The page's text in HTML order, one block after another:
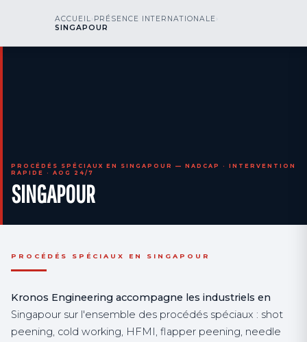
nos
engineering
NOUS APPELER AOG 24/7
PROCÉDÉS SPÉCIAUX EN SINGAPOUR — NADCAP · INTERVENTION
RAPIDE · AOG 24/7
SINGAPOUR
ACCUEIL PRÉSENCE INTERNATIONALE
SINGAPOUR
PROCÉDÉS SPÉCIAUX EN SINGAPOUR
Kronos Engineering accompagne les industriels en
Singapour sur l'ensemble des procédés spéciaux : shot
peening, cold working, HFMI, flapper peening, needle